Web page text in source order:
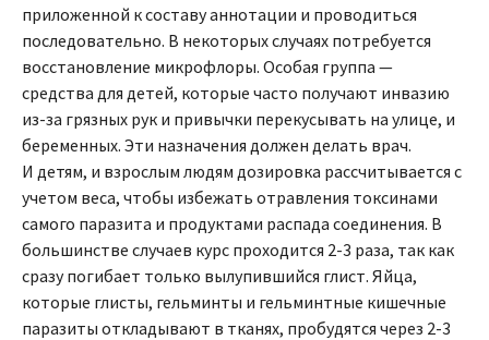
приложенной к составу аннотации и проводиться
последовательно. В некоторых случаях потребуется
восстановление микрофлоры. Особая группа —
средства для детей, которые часто получают инвазию
из-за грязных рук и привычки перекусывать на улице, и
беременных. Эти назначения должен делать врач.
И детям, и взрослым людям дозировка рассчитывается с
учетом веса, чтобы избежать отравления токсинами
самого паразита и продуктами распада соединения. В
большинстве случаев курс проходится 2-3 раза, так как
сразу погибает только вылупившийся глист. Яйца,
которые глисты, гельминты и гельминтные кишечные
паразиты откладывают в тканях, пробудятся через 2-3